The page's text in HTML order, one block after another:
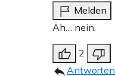
Melden
Äh… nein.
2
Antworten